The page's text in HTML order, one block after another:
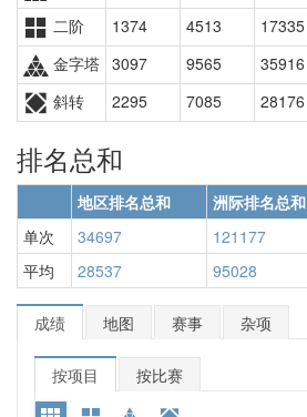
二阶
1374 4513 17335
金字塔 3097 9565 35916
斜转
2295 7085 28176
排名总和
地区排名总和 洲际排名总和
单次
34697 121177
平均
28537 95028
成绩 地图 赛事 杂项
按项目 按比赛